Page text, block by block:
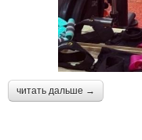
читать дальше →